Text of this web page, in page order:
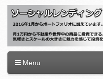
ソーシャル
Menu